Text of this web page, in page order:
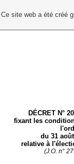
DÉCRET N°
fixant les
du 31
relative à
(J.O. n°
Ce site web a été créé